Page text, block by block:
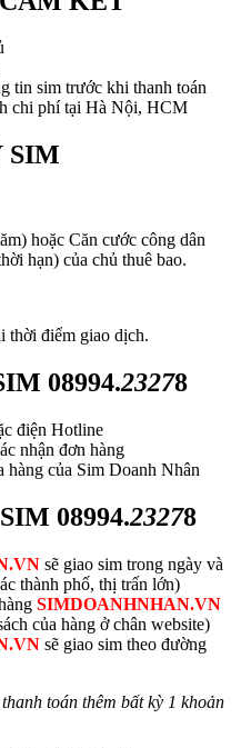
tin sim trước khi thanh toán
chi phí tại Hà Nội, HCM
SIM
hoặc Căn cước công dân
hạn) của chủ thuê bao.
thời điểm giao dịch.
08994.23278
điện Hotline
nhận đơn hàng
hàng của Sim Doanh Nhân
08994.23278
sẽ giao sim trong ngày và
thành phố, thị trấn lớn)
SIMDOANHNHAN.VN
của hàng ở chân website)
sẽ giao sim theo đường
toán thêm bất kỳ 1 khoản